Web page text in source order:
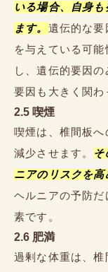
いる場合、自身
ます。 遺伝的な
を与えている可
し、遺伝的要因
要因も大きく関わ
2.5 喫煙
喫煙は、椎間板
減少させます。 そ
ニアのリスクを高
ヘルニアの予防
素です。
2.6 肥満
過剰な体重は、